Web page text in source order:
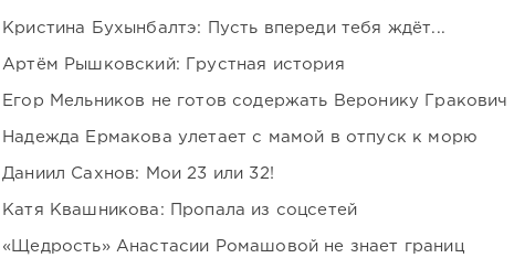
Кристина Бухынбалтэ: Пусть впереди тебя ждёт...
Артём Рышковский: Грустная история
Егор Мельников не готов содержать Веронику Гракович
Надежда Ермакова улетает с мамой в отпуск к морю
Даниил Сахнов: Мои 23 или 32!
Катя Квашникова: Пропала из соцсетей
«Щедрость» Анастасии Ромашовой не знает границ